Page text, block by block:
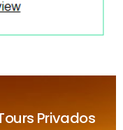
Privados